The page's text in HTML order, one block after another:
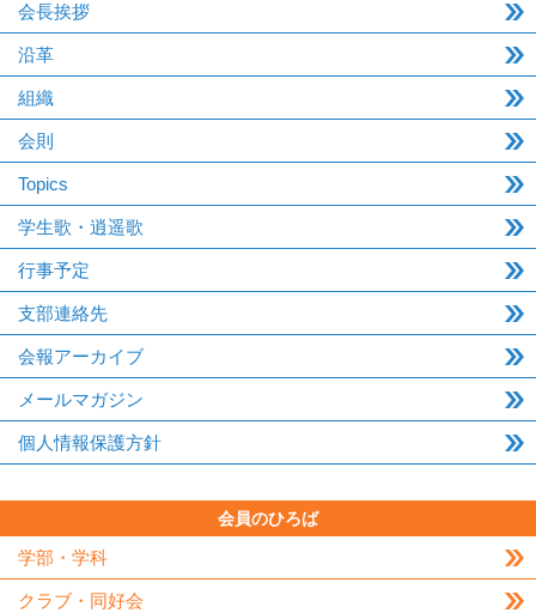
会長挨拶
沿革
組織
会則
Topics
学生歌・逍遥歌
行事予定
支部連絡先
会報アーカイブ
メールマガジン
個人情報保護方針
会員のひろば
学部・学科
クラブ・同好会